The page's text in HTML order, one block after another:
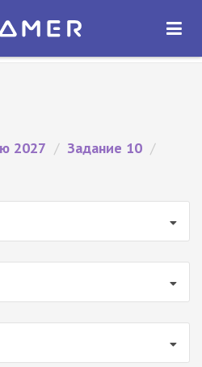
ОТКРЫТЬ
2027 / Задание 10 /